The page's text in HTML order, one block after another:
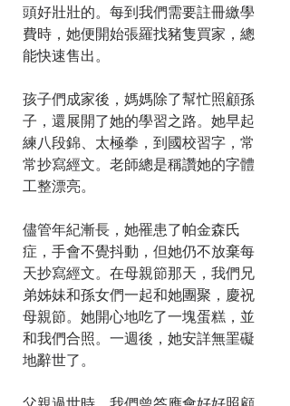
頭好壯壯的。每到我們需要註冊繳學
費時，她便開始張羅找豬隻買家，總
能快速售出。
孩子們成家後，媽媽除了幫忙照顧孫
子，還展開了她的學習之路。她早起
練八段錦、太極拳，到國校習字，常
常抄寫經文。老師總是稱讚她的字體
工整漂亮。
儘管年紀漸長，她罹患了帕金森氏
症，手會不覺抖動，但她仍不放棄每
天抄寫經文。在母親節那天，我們兄
弟姊妹和孫女們一起和她團聚，慶祝
母親節。她開心地吃了一塊蛋糕，並
和我們合照。一週後，她安詳無罣礙
地辭世了。